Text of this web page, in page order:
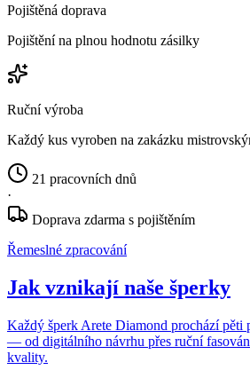
Pojištěná doprava
Pojištění na plnou hodnotu zásilky
Ruční výroba
Každý kus vyroben na zakázku
21 pracovních dnů
·
Doprava zdarma s pojištěním
Řemeslné zpracování
Jak vznikají naše šperky
Každý šperk Arete Diamond prochází
— od digitálního návrhu přes ruční
kvality.